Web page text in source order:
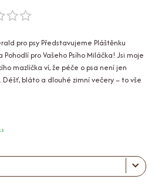
pro psy Představujeme Pláštěnku
pro Vašeho Psího Miláčka! Jsi moje
mazlíčka ví, že péče o psa není jen
bláto a dlouhé zimní večery – to vše